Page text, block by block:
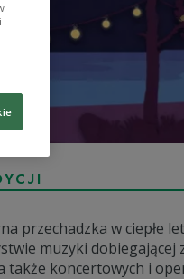
przechadzka w ciepłe
muzyki dobiegającej
także koncertowych i